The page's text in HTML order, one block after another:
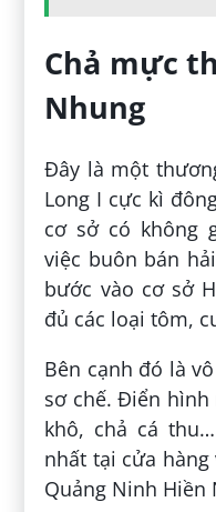
Chả mực
Nhung
Đây là một
Long I cực kì
cơ sở có không
việc buôn bán
bước vào cơ sở
đủ các loại tôm,
Bên cạnh đó là
sơ chế. Điển
khô, chả cá
nhất tại cửa
Quảng Ninh Hiền